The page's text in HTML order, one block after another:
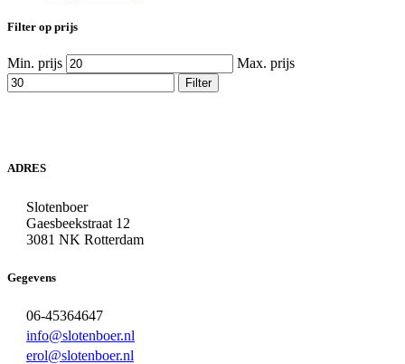
Filter op prijs
Min. prijs Max. prijs
Filter
ADRES
Slotenboer
Gaesbeekstraat 12
3081 NK Rotterdam
Gegevens
06-45364647
info@slotenboer.nl
erol@slotenboer.nl